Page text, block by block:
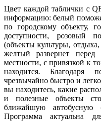
Цвет каждой таблички с
информацию: белый
по городскому объекту,
доступности, розовый
(объекты культуры,
желтый развернет перед
местности, с привязкой к
находится. Благодаря
чрезвычайно быстро и
вы находитесь, какие
и полезные объекты
ближайшую автобусную
Программа актуальна